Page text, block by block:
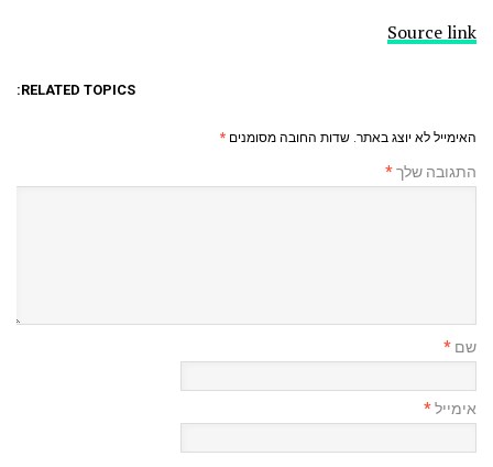
Source link
RELATED TOPICS:
האימייל לא יוצג באתר. שדות החובה מסומנים *
התגובה שלך*
שם *
אימייל*